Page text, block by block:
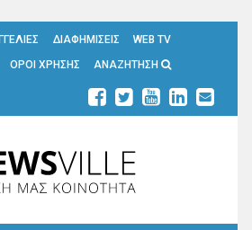
ΔΙΑΦΗΜΙΣΕΙΣ
WEB TV
ΟΡΟΙ ΧΡΗΣΗΣ ΑΝΑΖΗΤΗΣΗ